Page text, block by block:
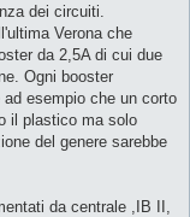
dei circuiti.
Verona che
da 2,5A di cui due
Ogni booster
esempio che un corto
il plastico ma solo
del genere sarebbe
da centrale ,IB II,